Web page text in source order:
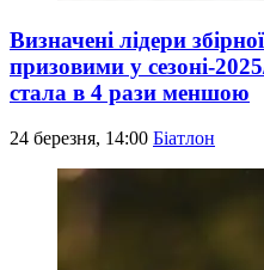
Визначені лідери
призовими у сезоні-
стала в 4 рази меншою
24 березня, 14:00 Біатлон